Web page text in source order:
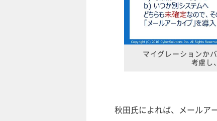
マイグレーションか
考慮し
秋田氏によれば、メールア